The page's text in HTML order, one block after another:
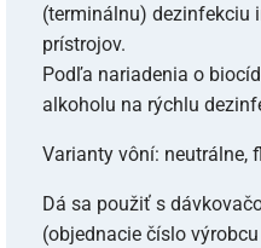
(terminálnu) dezinfekciu
prístrojov.
Podľa nariadenia o
alkoholu na rýchlu
Varianty vôní: neutrálne,
Dá sa použiť s
(objednacie číslo